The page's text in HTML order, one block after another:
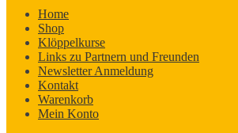
Home
Shop
Klöppelkurse
Links zu Partnern und Freunden
Newsletter Anmeldung
Kontakt
Warenkorb
Mein Konto